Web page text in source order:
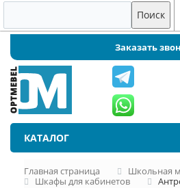
Поиск
Заказать
КАТАЛОГ
Главная страница
Школьная
Шкафы для кабинетов